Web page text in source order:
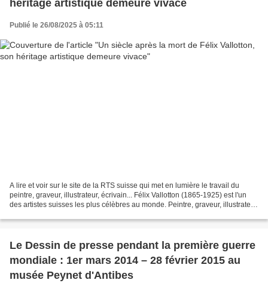
héritage artistique demeure vivace
Publié le 26/08/2025 à 05:11
A lire et voir sur le site de la RTS suisse qui met en lumière le travail du
peintre, graveur, illustrateur, écrivain... Félix Vallotton (1865-1925) est l'un
des artistes suisses les plus célèbres au monde. Peintre, graveur, illustrateur
Le Dessin de presse pendant la première guerre
mondiale : 1er mars 2014 – 28 février 2015 au
musée Peynet d'Antibes